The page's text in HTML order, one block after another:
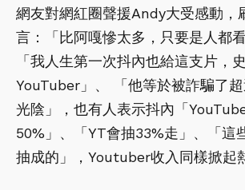
網友對網紅圈聲援Andy大受感動，
言：「比阿嘎慘太多，只要是人都看
「我人生第一次抖內也給這支片，
YouTuber」、 「他等於被詐騙了
光陰」，也有人表示抖內「
50%」、「YT會抽33%走」、「這
抽成的」，Youtuber收入同樣掀起